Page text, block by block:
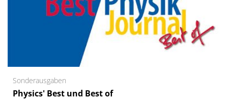
Sonderausgaben
Physics' Best und Best of